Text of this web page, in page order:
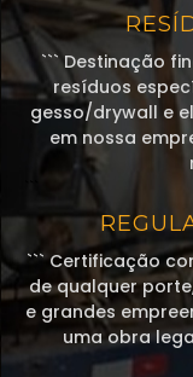
``` Destinação
resíduos
gesso/drywall e
em nossa
``` Certificação
de qualquer
e grandes
uma obra